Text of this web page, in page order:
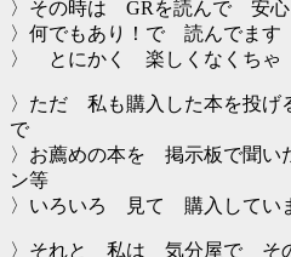
〉その時は GRを読んで 安
〉何でもあり！で 読んでます
〉 とにかく 楽しくなくちゃ
〉ただ 私も購入した本を投
で
〉お薦めの本を 掲示板で聞
ン等
〉いろいろ 見て 購入してい
〉それと 私は 気分屋で そ